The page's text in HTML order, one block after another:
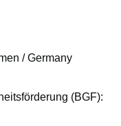
/ Germany
(BGF):